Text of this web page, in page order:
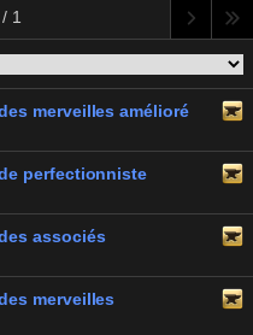
1
merveilles amélioré
perfectionniste
associés
merveilles